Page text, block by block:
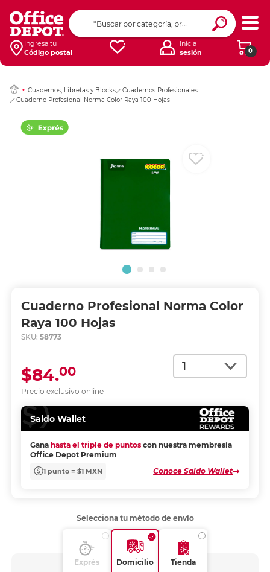
Ingresa tu
Código postal
0
Inicia
sesión
Cuadernos, Libretas y Blocks
Cuadernos Profesionales
Cuaderno Profesional Norma Color Raya 100 Hojas
Cuaderno Profesional Norma Color
Raya 100 Hojas
SKU: 58773
Cantidad
Precio exclusivo online
$84.00
Saldo Wallet
Gana hasta el triple de puntos con nuestra membresía
Office Depot Premium
1 punto = $1 MXN Conoce Saldo Wallet
Ingresar Codigo
Selecciona tu método de envío
Exprés Domicilio Tienda